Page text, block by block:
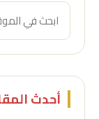
أحدث